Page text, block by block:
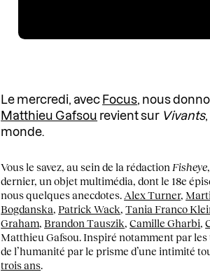
Le mercredi, avec Focus, nous
Matthieu Gafsou revient sur Vivants
monde.
Vous le savez, au sein de la rédaction Fisheye
dernier, un objet multimédia, dont le 18e
nous quelques anecdotes. Alex Turner,
Bogdanska,Patrick Wack,Tania Franco
Graham,Brandon Tauszik,Camille Gharbi,
Matthieu Gafsou. Inspiré notamment par
de l’humanité par le prisme d’une intimité
trois ans.